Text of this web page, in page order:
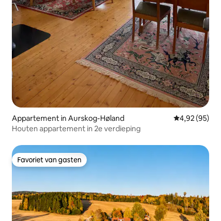
Appartement in Aurskog-Høland Gemiddelde
4,92 (95)
Houten appartement in 2e verdieping
Favoriet van gasten
Favoriet van gasten